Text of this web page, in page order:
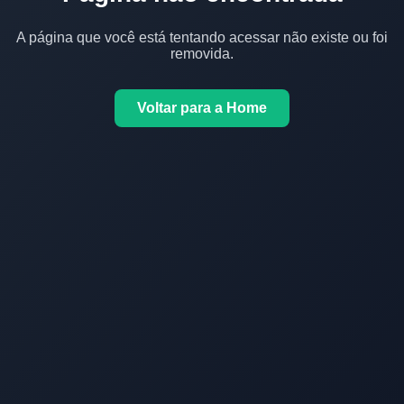
A página que você está tentando acessar não existe ou foi
removida.
Voltar para a Home